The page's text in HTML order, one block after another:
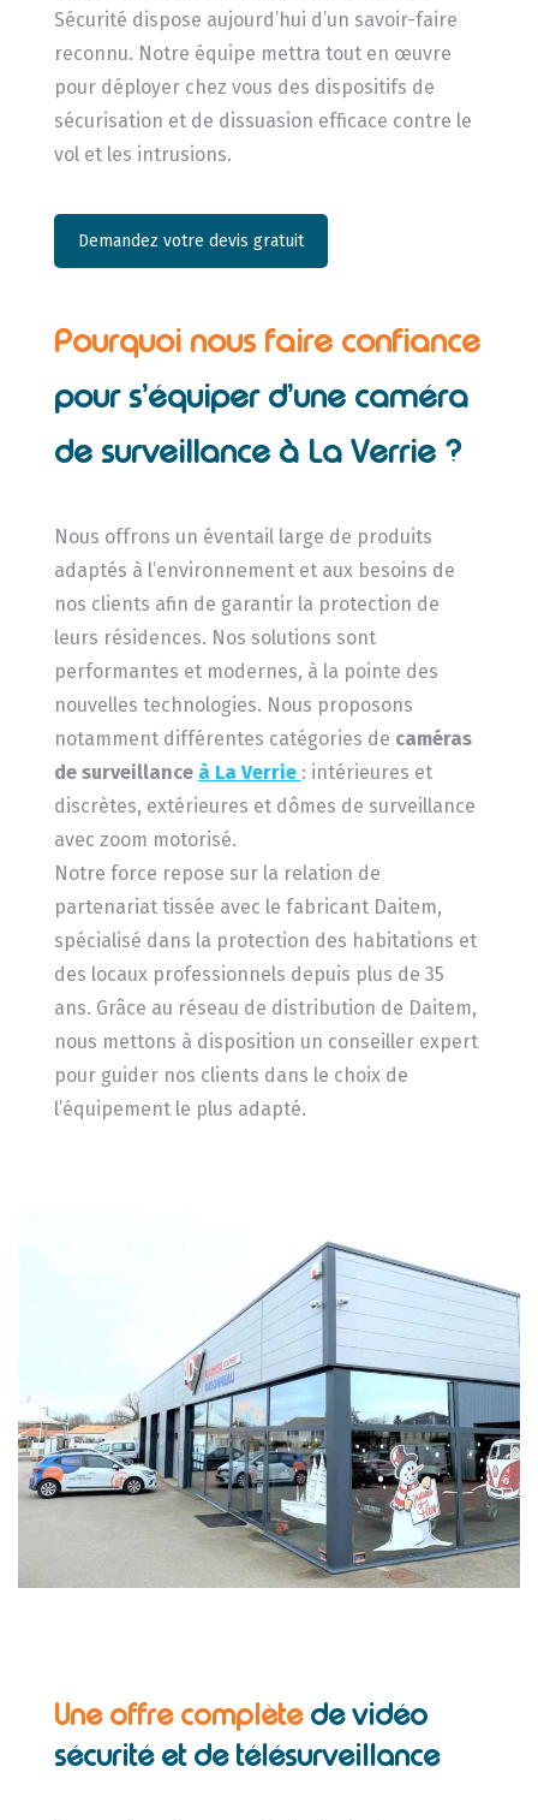
Sécurité dispose aujourd’hui d’un savoir-faire
reconnu. Notre équipe mettra tout en œuvre
pour déployer chez vous des dispositifs de
sécurisation et de dissuasion efficace contre le
vol et les intrusions.
Demandez votre devis gratuit
Pourquoi nous faire confiance
pour s’équiper d’une caméra
de surveillance à La Verrie ?
Nous offrons un éventail large de produits
adaptés à l’environnement et aux besoins de
nos clients afin de garantir la protection de
leurs résidences. Nos solutions sont
performantes et modernes, à la pointe des
nouvelles technologies. Nous proposons
notamment différentes catégories de caméras
de surveillance à La Verrie : intérieures et
discrètes, extérieures et dômes de surveillance
avec zoom motorisé.
Notre force repose sur la relation de
partenariat tissée avec le fabricant Daitem,
spécialisé dans la protection des habitations et
des locaux professionnels depuis plus de 35
ans. Grâce au réseau de distribution de Daitem,
nous mettons à disposition un conseiller expert
pour guider nos clients dans le choix de
l’équipement le plus adapté.
Une offre complète de vidéo
sécurité et de télésurveillance